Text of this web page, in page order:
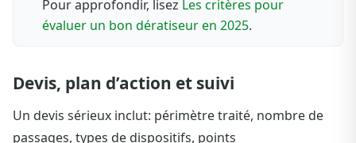
Pour approfondir, lisez Les critères pour
évaluer un bon dératiseur en 2025.
Devis, plan d’action et suivi
Un devis sérieux inclut: périmètre traité, nombre de
passages, types de dispositifs, points